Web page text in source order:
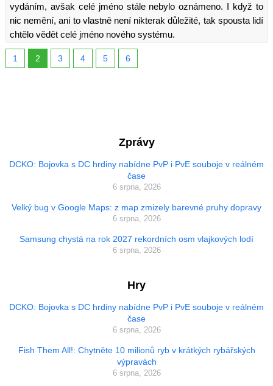
vydáním, avšak celé jméno stále nebylo oznámeno. I když to
nic nemění, ani to vlastně není nikterak důležité, tak spousta lidí
chtělo vědět celé jméno nového systému.
1 2 3 4 5 6
Zprávy
DCKO: Bojovka s DC hrdiny nabídne PvP i PvE souboje v reálném
čase
6 srpna, 2026
Velký bug v Google Maps: z map zmizely barevné pruhy dopravy
6 srpna, 2026
Samsung chystá na rok 2027 rekordních osm vlajkových lodí
6 srpna, 2026
Hry
DCKO: Bojovka s DC hrdiny nabídne PvP i PvE souboje v reálném
čase
6 srpna, 2026
Fish Them All!: Chytněte 10 milionů ryb v krátkých rybářských
výpravách
6 srpna, 2026